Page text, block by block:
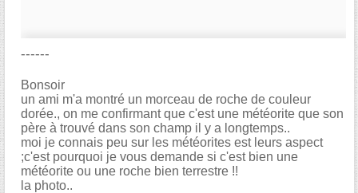
------
Bonsoir
un ami m'a montré un morceau de roche de couleur
dorée., on me confirmant que c'est une météorite que son
père à trouvé dans son champ il y a longtemps..
moi je connais peu sur les météorites est leurs aspect
;c'est pourquoi je vous demande si c'est bien une
météorite ou une roche bien terrestre !!
la photo..